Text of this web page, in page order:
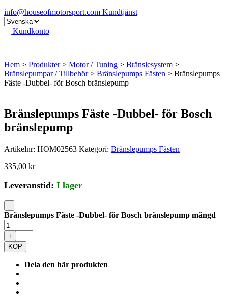
info@houseofmotorsport.com Kundtjänst
Kundkonto
Hem > Produkter> Motor / Tuning > Bränslesystem >
Bränslepumpar / Tillbehör> Bränslepumps Fästen > Bränslepumps
Fäste -Dubbel- för Bosch bränslepump
Bränslepumps Fäste -Dubbel- för Bosch
bränslepump
Artikelnr: HOM02563 Kategori: Bränslepumps Fästen
335,00 kr
Leveranstid: I lager
-
Bränslepumps Fäste -Dubbel- för Bosch bränslepump mängd
+
KÖP
Dela den här produkten